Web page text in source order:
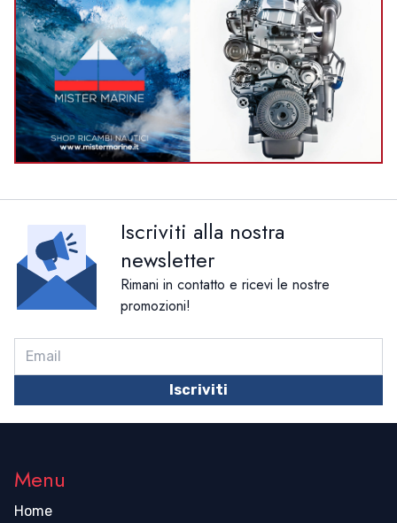
Iscriviti alla nostra
newsletter
Rimani in contatto e ricevi le nostre
promozioni!
Iscriviti
Menu
Home